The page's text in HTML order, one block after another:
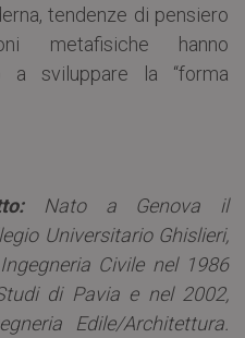
tendenze di pensiero
metafisiche hanno
a sviluppare la “forma
Nato a Genova il
Universitario Ghislieri,
Civile nel 1986
di Pavia e nel 2002,
Edile/Architettura.